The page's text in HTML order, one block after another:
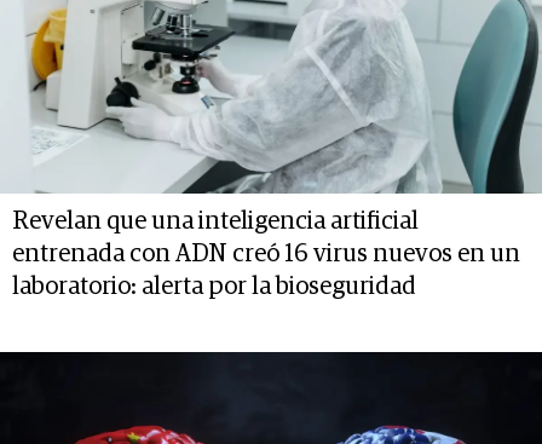
Revelan que una inteligencia artificial
entrenada con ADN creó 16 virus nuevos en un
laboratorio: alerta por la bioseguridad